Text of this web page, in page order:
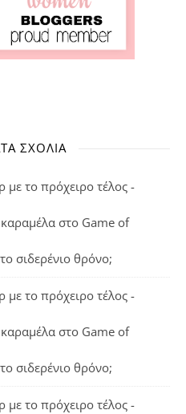
ΣΧΌΛΙΑ
το πρόχειρο τέλος -
στο Game of
σιδερένιο θρόνο;
το πρόχειρο τέλος -
στο Game of
σιδερένιο θρόνο;
το πρόχειρο τέλος -